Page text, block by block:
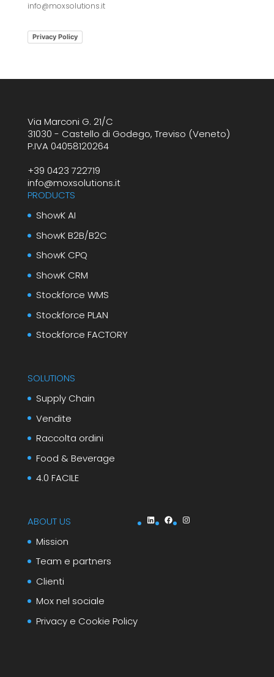
info@moxsolutions.it
Privacy Policy
Via Marconi G. 21/C
31030 - Castello di Godego, Treviso (Veneto)
P.IVA 04058120264
+39 0423 722719
info@moxsolutions.it
PRODUCTS
ShowK AI
ShowK B2B/B2C
ShowK CPQ
ShowK CRM
Stockforce WMS
Stockforce PLAN
Stockforce FACTORY
SOLUTIONS
Supply Chain
Vendite
Raccolta ordini
Food & Beverage
4.0 FACILE
ABOUT US
Mission
Team e partners
Clienti
Mox nel sociale
Privacy e Cookie Policy
LinkedInFacebookInstagram